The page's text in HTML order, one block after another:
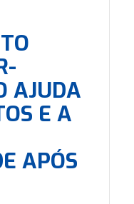
AJUDA
E A
APÓS